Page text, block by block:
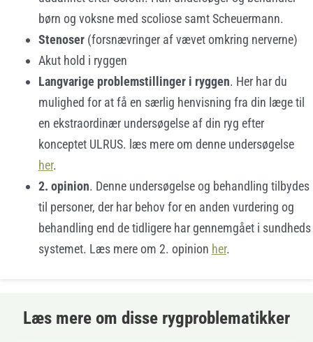
børn og voksne med scoliose samt Scheuermann.
Stenoser(forsnævringer af vævet omkring nerverne)
Akut hold i ryggen
Langvarige problemstillinger i ryggen. Her har du
mulighed for at få en særlig henvisning fra din læge til
en ekstraordinær undersøgelse af din ryg efter
konceptet ULRUS. læs mere om denne undersøgelse
her.
2. opinion. Denne undersøgelse og behandling tilbydes
til personer, der har behov for en anden vurdering og
behandling end de tidligere har gennemgået i sundheds
systemet. Læs mere om 2. opinion her.
Læs mere om disse rygproblematikker